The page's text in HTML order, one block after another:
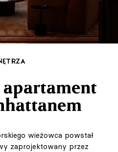
wieżowca powstał
zaprojektowany przez